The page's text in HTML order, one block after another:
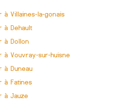
à Villaines-la-gonais
à Dehault
à Dollon
à Vouvray-sur-huisne
à Duneau
à Fatines
à Jauze